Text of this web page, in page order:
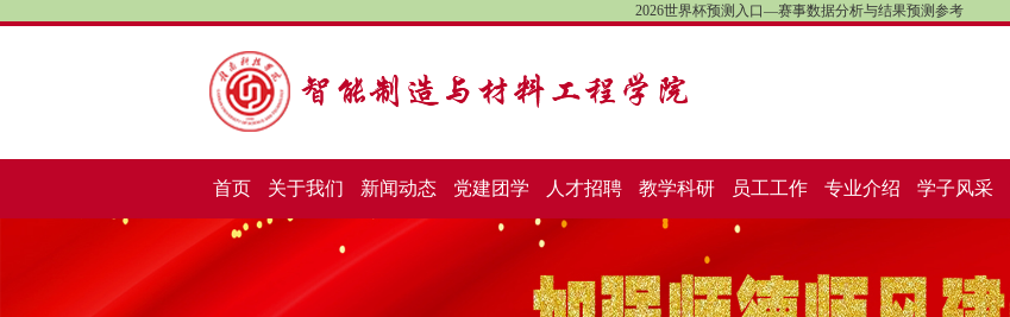
2026世界杯预测入口—赛事数据分析与结果预测参考
首页 关于我们 新闻动态 党建团学 人才招聘 教学科研 员工工作 专业介绍 学子风采